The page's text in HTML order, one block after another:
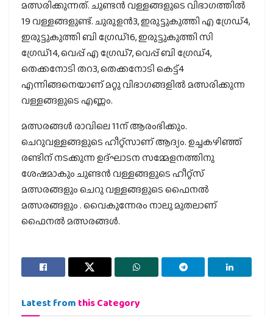
മത്സരിക്കുന്നത്. ചുണ്ടന്‍ വള്ളങ്ങളുടെ വിഭാഗത്തില്‍
19 വള്ളങ്ങളുണ്ട്. ചുരുളന്‍3, ഇരുട്ടുകുത്തി എ ഗ്രേഡ്4,
ഇരുട്ടുകുത്തി ബി ഗ്രേഡ്16, ഇരുട്ടുകുത്തി സി
ഗ്രേഡ്14, വെപ്പ് എ ഗ്രേഡ്7, വെപ്പ് ബി ഗ്രേഡ്4,
തെക്കനോടി തറ3, തെക്കനോടി കെട്ട്4
എന്നിങ്ങനെയാണ് മറ്റു വിഭാഗങ്ങളില്‍ മത്സരിക്കുന്ന
വള്ളങ്ങളുടെ എണ്ണം.
മത്സരങ്ങള്‍ രാവിലെ 11ന് ആരംഭിക്കും.
ചെറുവള്ളങ്ങളുടെ ഹീറ്റ്‌സാണ് ആദ്യം. ഉച്ചകഴിഞ്ഞ്
രണ്ടിന് നടക്കുന്ന ഉദ്ഘാടന സമ്മേളനത്തിനു
ശേഷമാകും ചുണ്ടന്‍ വള്ളങ്ങളുടെ ഹീറ്റ്‌സ്
മത്സരങ്ങളും ചെറു വള്ളങ്ങളുടെ ഫൈനല്‍
മത്സരങ്ങളും . വൈകുന്നേരം നാലു മുതലാണ്
ഫൈനല്‍ മത്സരങ്ങള്‍.
Latest from this Category